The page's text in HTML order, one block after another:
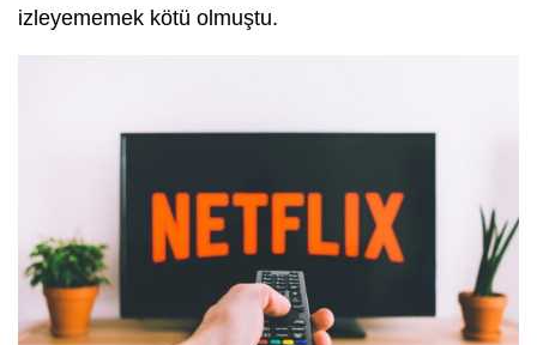
izleyememek kötü olmuştu.